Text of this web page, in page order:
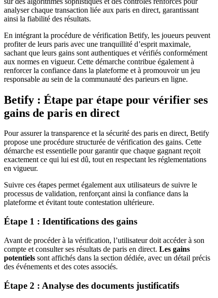
analyser chaque transaction liée aux paris en direct, garantissant
ainsi la fiabilité des résultats.
En intégrant la procédure de vérification Betify, les joueurs peuvent
profiter de leurs paris avec une tranquillité d’esprit maximale,
sachant que leurs gains sont authentiques et vérifiés conformément
aux normes en vigueur. Cette démarche contribue également à
renforcer la confiance dans la plateforme et à promouvoir un jeu
responsable au sein de la communauté des parieurs en ligne.
Betify : Étape par étape pour vérifier ses
gains de paris en direct
Pour assurer la transparence et la sécurité des paris en direct, Betify
propose une procédure structurée de vérification des gains. Cette
démarche est essentielle pour garantir que chaque gagnant reçoit
exactement ce qui lui est dû, tout en respectant les réglementations
en vigueur.
Suivre ces étapes permet également aux utilisateurs de suivre le
processus de validation, renforçant ainsi la confiance dans la
plateforme et évitant toute contestation ultérieure.
Étape 1 : Identifications des gains
Avant de procéder à la vérification, l’utilisateur doit accéder à son
compte et consulter ses résultats de paris en direct. Les gains
potentiels sont affichés dans la section dédiée, avec un détail précis
des événements et des cotes associés.
Étape 2 : Analyse des documents justificatifs